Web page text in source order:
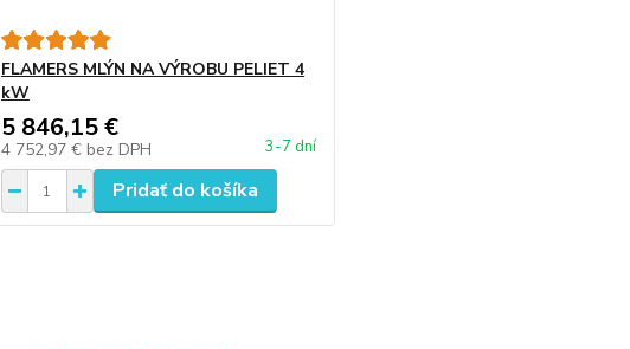
FLAMERS MLÝN NA VÝROBU PELIET 4
kW
5 846,15 €
4 752,97 € bez DPH 3-7 dní
Pridať do košíka